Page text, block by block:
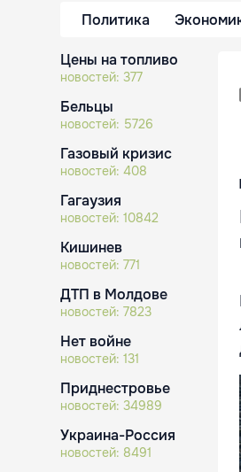
Политика
Цены на топливо
новостей: 377
Бельцы
новостей: 5726
Газовый кризис
новостей: 408
Гагаузия
новостей: 10842
Кишинев
новостей: 771
ДТП в Молдове
новостей: 7823
Нет войне
новостей: 131
Приднестровье
новостей: 34989
Украина-Россия
новостей: 8491